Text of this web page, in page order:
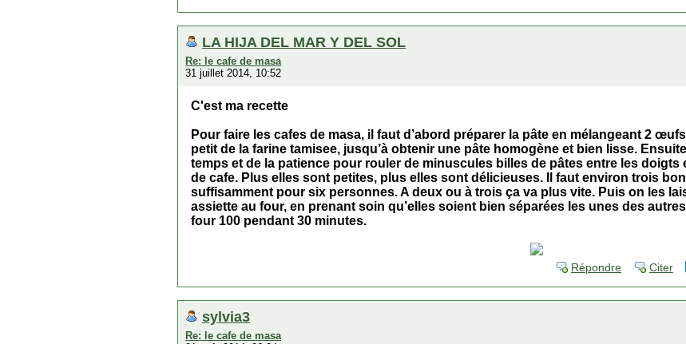
LA HIJA DEL MAR Y DEL SOL
Re: le cafe de masa
31 juillet 2014, 10:52
C'est ma recette
Pour faire les cafes de masa, il faut d’abord préparer la pâte en mélangeant 2
petit de la farine tamisee, jusqu’à obtenir une pâte homogène et bien lisse.
temps et de la patience pour rouler de minuscules billes de pâtes entre les
de cafe. Plus elles sont petites, plus elles sont délicieuses. Il faut environ trois
suffisamment pour six personnes. A deux ou à trois ça va plus vite. Puis on les
assiette au four, en prenant soin qu’elles soient bien séparées les unes des
four 100 pendant 30 minutes.
Répondre Citer
sylvia3
Re: le cafe de masa